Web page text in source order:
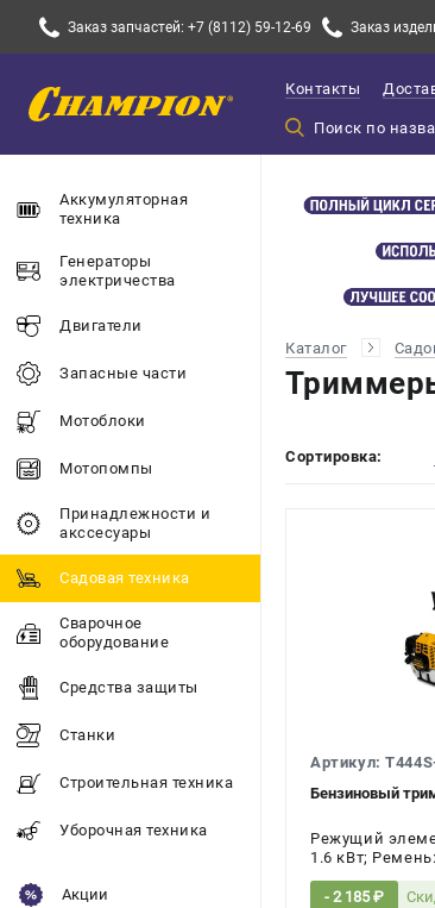
Заказ запчастей: +7 (8112) 59-12-69 Заказ
Контакты
Аккумуляторная
техника
Генераторы
электричества
Двигатели
Запасные части
Мотоблоки
Мотопомпы
Принадлежности и
акссесуары
Садовая техника
Сварочное
оборудование
Средства защиты
Станки
Строительная техника
Уборочная техника
Акции
Каталог
Сортировка:
Артикул:
Бензиновый
Режущий
1.6 кВт;
Количество
- 2 185 ₽